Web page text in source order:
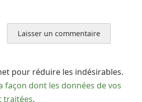
pour réduire les indésirables.
façon dont les données de vos
traitées.